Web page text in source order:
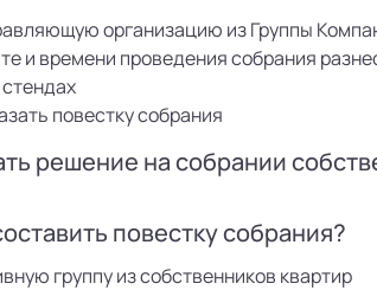
организацию из Группы
и времени проведения собрания
повестку собрания
решение на собрании
повестку собрания?
группу из собственников квартир